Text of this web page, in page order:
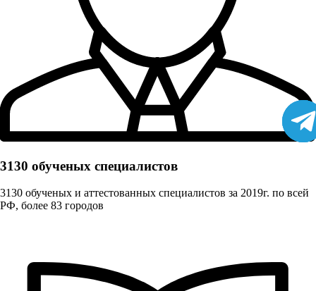
3130 обученых cпециалистов
3130 обученых и аттестованных специалистов за 2019г. по всей
РФ, более 83 городов